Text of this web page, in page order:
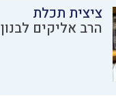
ציצית תכלת
הרב אליקים לבנון